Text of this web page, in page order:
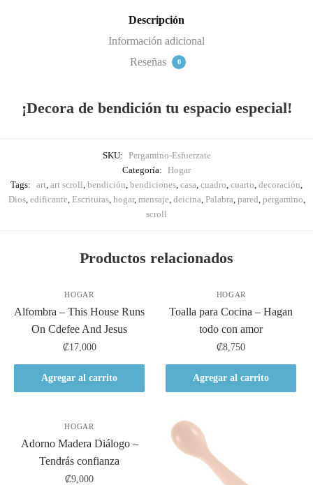
Descripción
Información adicional
Reseñas
0
¡Decora de bendición tu espacio especial!
SKU: Pergamino-Esfuerzate
Categoría: Hogar
Tags: art art scroll bendición bendiciones casa cuadro cuarto decoración
Dios, edificante Escrituras, hogar, mensaje deicina Palabra pared pergamino
scroll
Productos relacionados
HOGAR
Alfombra – This House Runs
On Cdefee And Jesus
₡17,000
Agregar al carrito
HOGAR
Toalla para Cocina – Hagan
todo con amor
₡8,750
Agregar al carrito
HOGAR
Adorno Madera Diálogo –
Tendrás confianza
₡9,000